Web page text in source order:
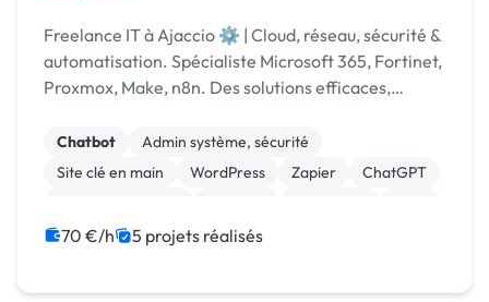
Freelance IT à Ajaccio ⚙️ | Cloud, réseau, sécurité &
automatisation. Spécialiste Microsoft 365, Fortinet,
Proxmox, Make, n8n. Des solutions efficaces,
Chatbot
Admin système, sécurité
Site clé en main
WordPress Zapier
ChatGPT
70 €/h 5 projets réalisés